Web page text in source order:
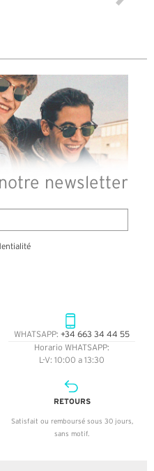
newsletter
WHATSAPP: +34 663 34 44 55
Horario WHATSAPP:
L-V: 10:00 a 13:30
RETOURS
Satisfait ou remboursé sous 30 jours,
sans motif.